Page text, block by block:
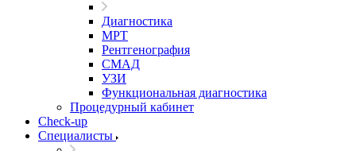
Диагностика
МРТ
Рентгенография
СМАД
УЗИ
Функциональная диагностика
Процедурный кабинет
Cheсk-up
Специалисты